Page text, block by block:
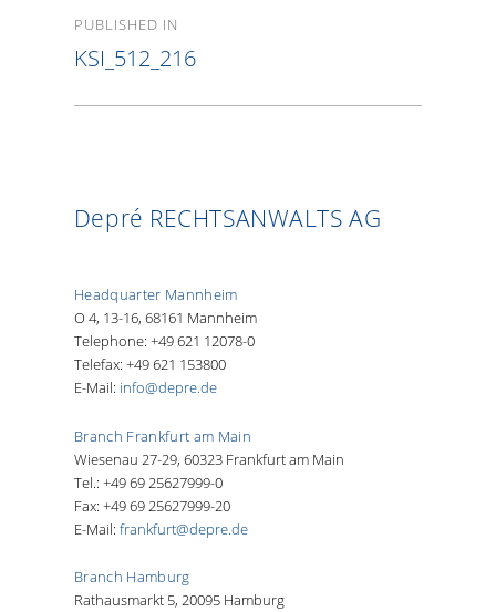
navigation
PUBLISHED IN
KSI_512_216
Depré RECHTSANWALTS AG
Headquarter Mannheim
O 4, 13-16, 68161 Mannheim
Telephone: +49 621 12078-0
Telefax: +49 621 153800
E-Mail: info@depre.de
Branch Frankfurt am Main
Wiesenau 27-29, 60323 Frankfurt am Main
Tel.: +49 69 25627999-0
Fax: +49 69 25627999-20
E-Mail: frankfurt@depre.de
Branch Hamburg
Rathausmarkt 5, 20095 Hamburg